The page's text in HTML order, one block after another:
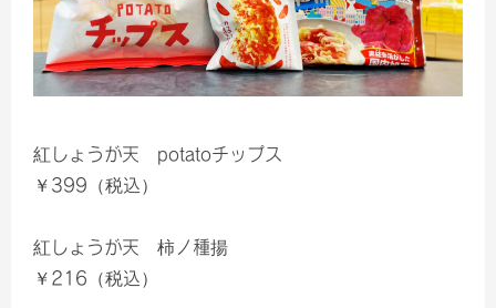
紅しょうが天 potatoチップス
￥399（税込）
紅しょうが天 柿ノ種揚
￥216（税込）